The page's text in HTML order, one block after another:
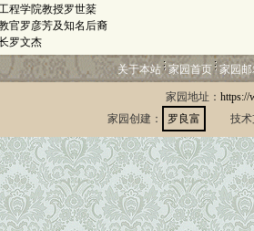
程学院教授罗世棻
官罗彦芳及知名后裔
罗文杰
关于本站 家园首页 家园
家园地址： https://
家园创建：
罗良富 技术